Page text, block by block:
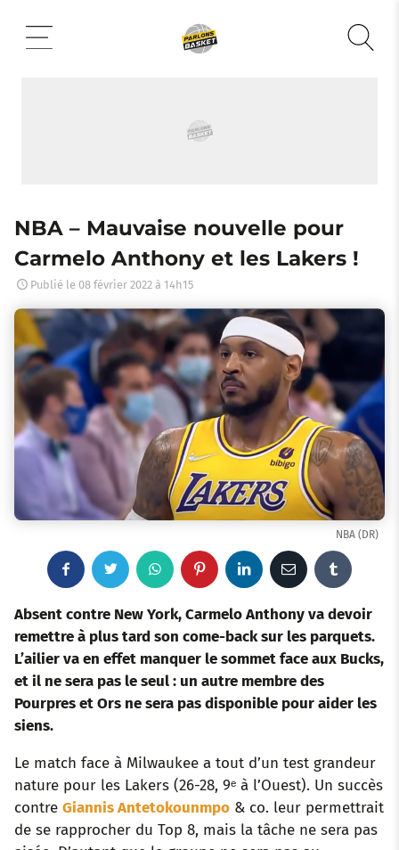
contenu
NBA – Mauvaise nouvelle pour
Carmelo Anthony et les Lakers !
Publié le 08 février 2022 à 14h15
NBA (DR)
c
e
o
o
k
w
i
t
e
r
W
h
a
t
p
p
P
n
t
e
s
n
k
d
I
n
E
a
i
m
Absent contre New York, Carmelo Anthony va devoir
remettre à plus tard son come-back sur les parquets.
L’ailier va en effet manquer le sommet face aux Bucks,
et il ne sera pas le seul : un autre membre des
Pourpres et Ors ne sera pas disponible pour aider les
siens.
Le match face à Milwaukee a tout d’un test grandeur
nature pour les Lakers (26-28, 9ᵉ à l’Ouest). Un succès
contre Giannis Antetokounmpo & co. leur permettrait
de se rapprocher du Top 8, mais la tâche ne sera pas